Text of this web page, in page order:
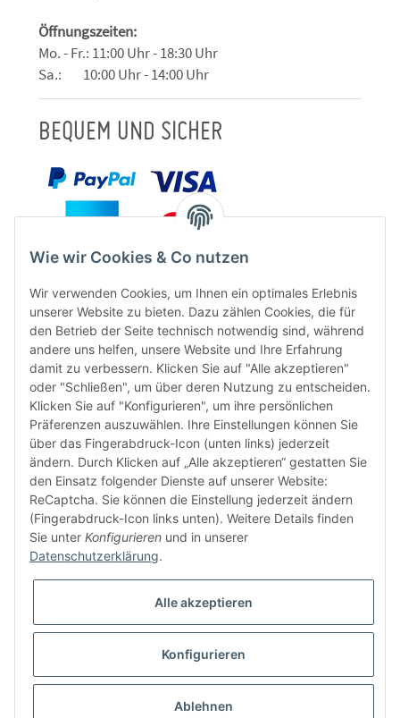
Öffnungszeiten:
Mo. - Fr.: 11:00 Uhr - 18:30 Uhr
Sa.: 10:00 Uhr - 14:00 Uhr
BEQUEM UND SICHER
FÜR EUCH UNTERWEGS
Vertrag widerrufen
* Alle Preise inkl. gesetzlicher USt., zzgl.
© buntstoff GmbH Besucherzähler: 2804577
Wie wir Cookies & Co nutzen
Wir verwenden Cookies, um Ihnen ein optimales Erlebnis
unserer Website zu bieten. Dazu zählen Cookies, die für
den Betrieb der Seite technisch notwendig sind, während
andere uns helfen, unsere Website und Ihre Erfahrung
damit zu verbessern. Klicken Sie auf "Alle akzeptieren"
oder "Schließen", um über deren Nutzung zu entscheiden.
Klicken Sie auf "Konfigurieren", um ihre persönlichen
Präferenzen auszuwählen. Ihre Einstellungen können Sie
über das Fingerabdruck-Icon (unten links) jederzeit
ändern. Durch Klicken auf „Alle akzeptieren“ gestatten Sie
den Einsatz folgender Dienste auf unserer Website:
ReCaptcha. Sie können die Einstellung jederzeit ändern
(Fingerabdruck-Icon links unten). Weitere Details finden
Sie unter Konfigurieren und in unserer
Datenschutzerklärung.
Alle akzeptieren
Konfigurieren
Ablehnen